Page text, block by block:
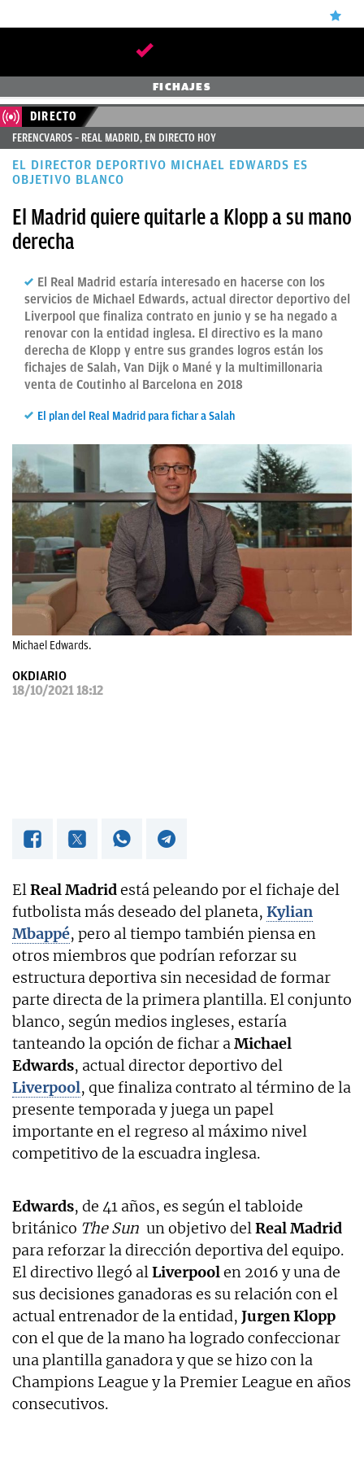
ÚLTIMAS
NOTICIAS
REAL
MADRID
CANTERA
DIRECTO
FEMENINO
PAPARAZZI
OKDIARIO
FICHAJES
DIRECTO
FERENCVAROS – REAL MADRID, EN DIRECTO HOY
EL DIRECTOR DEPORTIVO MICHAEL EDWARDS ES
OBJETIVO BLANCO
El Madrid quiere quitarle a Klopp a su mano
derecha
El Real Madrid estaría interesado en hacerse con los
servicios de Michael Edwards, actual director deportivo del
Liverpool que finaliza contrato en junio y se ha negado a
renovar con la entidad inglesa. El directivo es la mano
derecha de Klopp y entre sus grandes logros están los
fichajes de Salah, Van Dijk o Mané y la multimillonaria
venta de Coutinho al Barcelona en 2018
El plan del Real Madrid para fichar a Salah
Michael Edwards.
OKDIARIO
18/10/2021 18:12
ElReal Madridestá peleando por el fichaje del
futbolista más deseado del planeta, Kylian
Mbappé, pero al tiempo también piensa en
otros miembros que podrían reforzar su
estructura deportiva sin necesidad de formar
parte directa de la primera plantilla. El conjunto
blanco, según medios ingleses, estaría
tanteando la opción de fichar aMichael
Edwards, actual director deportivo del
Liverpool, que finaliza contrato al término de la
presente temporada y juega un papel
importante en el regreso al máximo nivel
competitivo de la escuadra inglesa.
Edwards, de 41 años, es según el tabloide
británico The Sun un objetivo delReal Madrid
para reforzar la dirección deportiva del equipo.
El directivo llegó alLiverpoolen 2016 y una de
sus decisiones ganadoras es su relación con el
actual entrenador de la entidad, Jurgen Klopp
con el que de la mano ha logrado confeccionar
una plantilla ganadora y que se hizo con la
Champions League y la Premier League en años
consecutivos.